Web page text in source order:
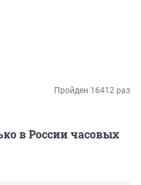
Пройден 16412 раз
в России часовых